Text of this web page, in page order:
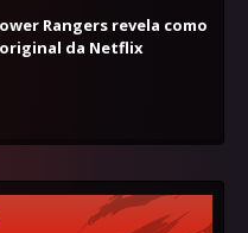
Rangers revela como
da Netflix